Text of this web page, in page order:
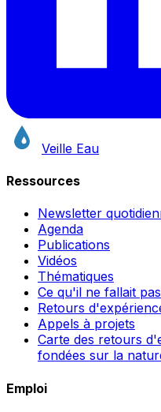
Veille Eau
Ressources
Newsletter
Agenda
Publications
Vidéos
Thématiques
Ce qu'il ne fallait
Retours
Appels à projets
Carte des retours
fondées sur la
Emploi